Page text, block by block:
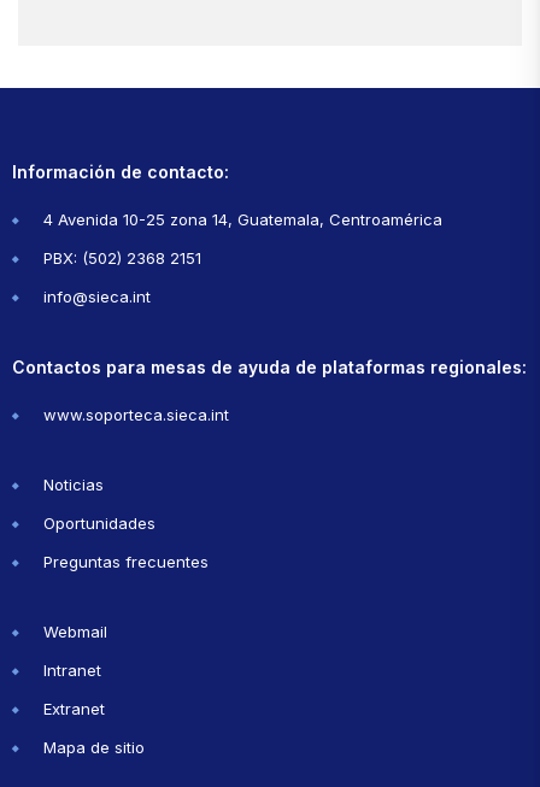
Información de contacto:
4 Avenida 10-25 zona 14, Guatemala, Centroamérica
PBX: (502) 2368 2151
info@sieca.int
Contactos para mesas de ayuda de plataformas regionales:
www.soporteca.sieca.int
Noticias
Oportunidades
Preguntas frecuentes
Webmail
Intranet
Extranet
Mapa de sitio